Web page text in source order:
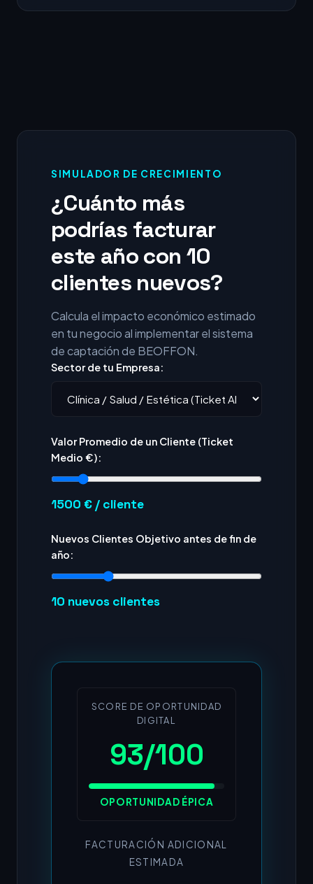
SIMULADOR DE CRECIMIENTO
¿Cuánto más
podrías facturar
este año con 10
clientes nuevos?
Calcula el impacto económico estimado
en tu negocio al implementar el sistema
de captación de BEOFFON.
Sector de tu Empresa:
Valor Promedio de un Cliente (Ticket
Medio €):
1500 € / cliente
Nuevos Clientes Objetivo antes de fin de
año:
10 nuevos clientes
SCORE DE OPORTUNIDAD
DIGITAL
93/100
OPORTUNIDAD ÉPICA
FACTURACIÓN ADICIONAL
ESTIMADA